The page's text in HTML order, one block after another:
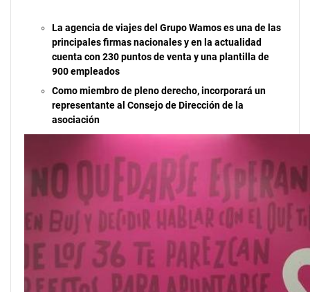
La agencia de viajes del Grupo Wamos es una de las
principales firmas nacionales y en la actualidad
cuenta con 230 puntos de venta y una plantilla de
900 empleados
Como miembro de pleno derecho, incorporará un
representante al Consejo de Dirección de la
asociación